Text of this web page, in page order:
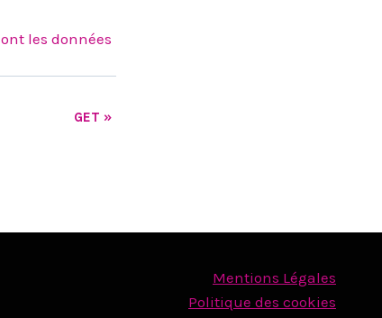
les données
GET »
Mentions Légales
Politique des cookies